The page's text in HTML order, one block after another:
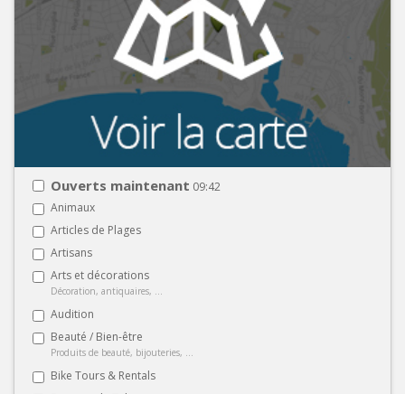
Ouverts maintenant 09:42
Animaux
Articles de Plages
Artisans
Arts et décorations
Décoration, antiquaires, ...
Audition
Beauté / Bien-être
Produits de beauté, bijouteries, ...
Bike Tours & Rentals